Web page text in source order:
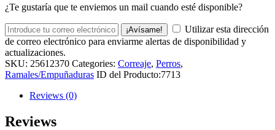
¿Te gustaría que te enviemos un mail cuando esté disponible?
¡Avísame!
Utilizar esta dirección
de correo electrónico para enviarme alertas de disponibilidad y
actualizaciones.
SKU: 25612370 Categories: Correaje, Perros,
Ramales/Empuñaduras ID del Producto:7713
Reviews (0)
Reviews